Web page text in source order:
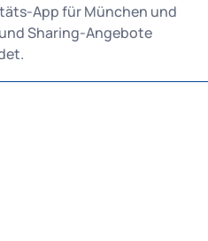
App für München und
Sharing-Angebote